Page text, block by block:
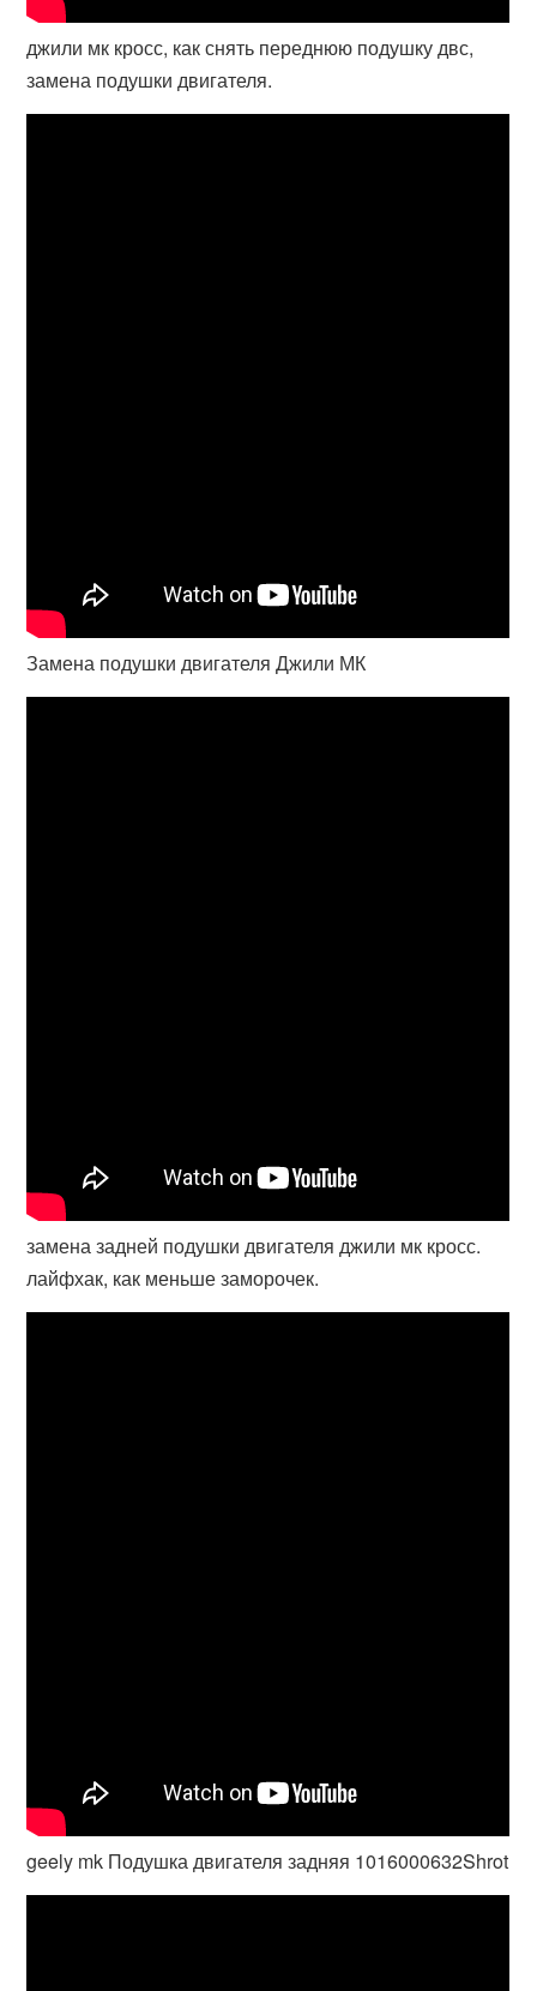
джили мк кросс, как снять переднюю подушку двс,
замена подушки двигателя.
Замена подушки двигателя Джили МК
замена задней подушки двигателя джили мк кросс.
лайфхак, как меньше заморочек.
geely mk Подушка двигателя задняя 1016000632Shrot